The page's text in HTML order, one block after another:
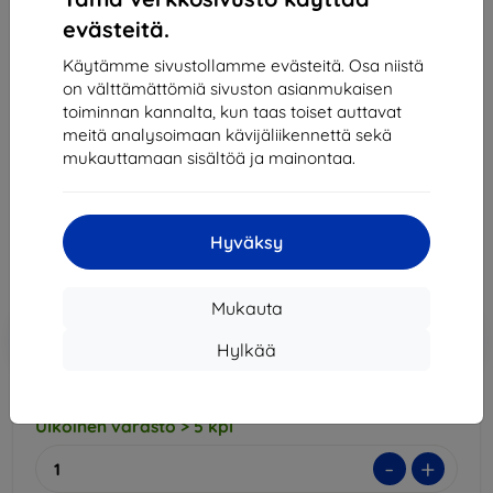
evästeitä.
Käytämme sivustollamme evästeitä. Osa niistä
on välttämättömiä sivuston asianmukaisen
toiminnan kannalta, kun taas toiset auttavat
meitä analysoimaan kävijäliikennettä sekä
mukauttamaan sisältöä ja mainontaa.
Hyväksy
Mukauta
Hylkää
3MK Xiaomi Mi 10 Lite - 3mk SilverProtection+
(5903108302357)
Xiaomi Mi 10 Lite
Kuvaus ja tekniset tiedot
13,42 €
Hinta ilman ALV:tä10,82 €
Ulkoinen varasto > 5 kpl
- +